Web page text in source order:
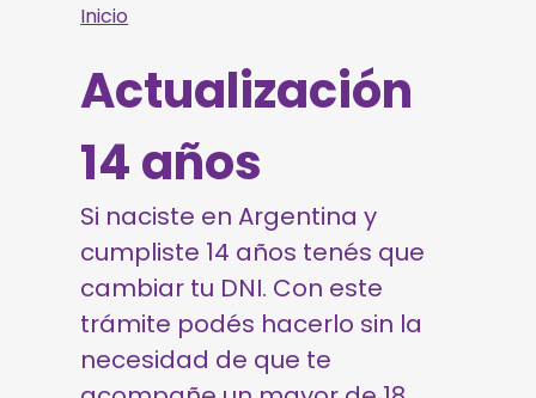
Inicio
Actualización
14 años
Si naciste en Argentina y
cumpliste 14 años tenés que
cambiar tu DNI. Con este
trámite podés hacerlo sin la
necesidad de que te